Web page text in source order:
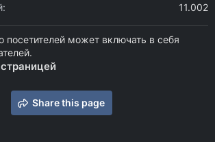
11.002
посетителей может включать в себя
Share this page